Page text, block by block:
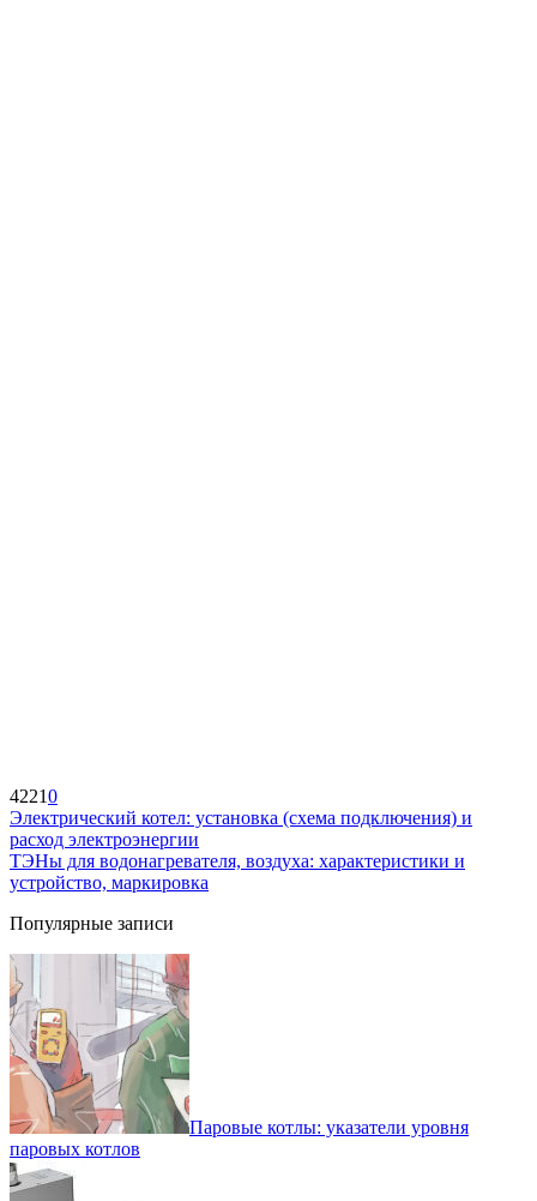
42210
Электрический котел: установка (схема подключения) и
расход электроэнергии
ТЭНы для водонагревателя, воздуха: характеристики и
устройство, маркировка
Популярные записи
Паровые котлы: указатели уровня
паровых котлов